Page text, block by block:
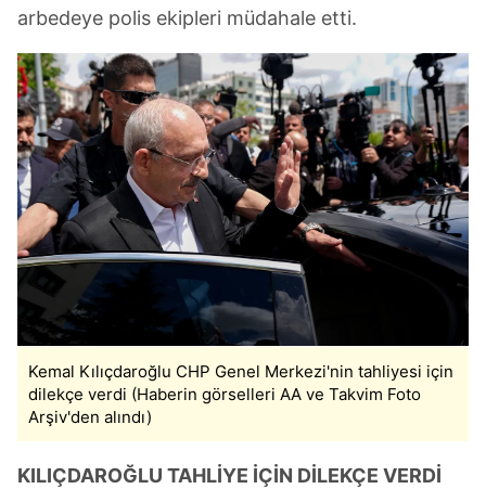
arbedeye polis ekipleri müdahale etti.
Kemal Kılıçdaroğlu CHP Genel Merkezi'nin tahliyesi için
dilekçe verdi (Haberin görselleri AA ve Takvim Foto
Arşiv'den alındı)
KILIÇDAROĞLU TAHLİYE İÇİN DİLEKÇE VERDİ